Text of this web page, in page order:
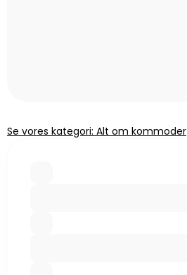
Se vores kategori: Alt om kommoder